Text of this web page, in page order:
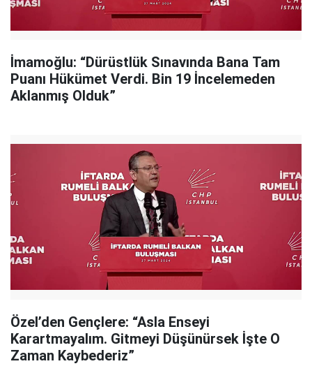
İmamoğlu: “Dürüstlük Sınavında Bana Tam
Puanı Hükümet Verdi. Bin 19 İncelemeden
Aklanmış Olduk”
Özel’den Gençlere: “Asla Enseyi
Karartmayalım. Gitmeyi Düşünürsek İşte O
Zaman Kaybederiz”